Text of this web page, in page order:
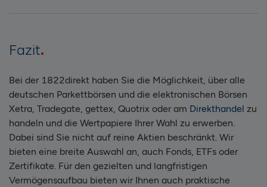
Fazit
Bei der 1822direkt haben Sie die Möglichkeit, über alle
deutschen Parkettbörsen und die elektronischen Börsen
Xetra, Tradegate, gettex, Quotrix oder am Direkthandel zu
handeln und die Wertpapiere Ihrer Wahl zu erwerben.
Dabei sind Sie nicht auf reine Aktien beschränkt. Wir
bieten eine breite Auswahl an, auch Fonds, ETFs oder
Zertifikate. Für den gezielten und langfristigen
Vermögensaufbau bieten wir Ihnen auch praktische